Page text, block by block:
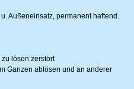
Außeneinsatz, permanent haftend.
lösen zerstört
Ganzen ablösen und an anderer